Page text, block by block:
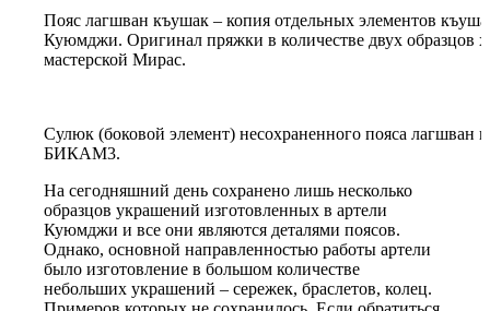
Пояс лагшван къушак – копия отдельных элементов
Куюмджи. Оригинал пряжки в количестве двух образцов
мастерской Мирас.
Сулюк (боковой элемент) несохраненного пояса лагшван
БИКАМ3.
На сегодняшний день сохранено лишь несколько
образцов украшений изготовленных в артели
Куюмджи и все они являются деталями поясов.
Однако, основной направленностью работы артели
было изготовление в большом количестве
небольших украшений – сережек, браслетов, колец.